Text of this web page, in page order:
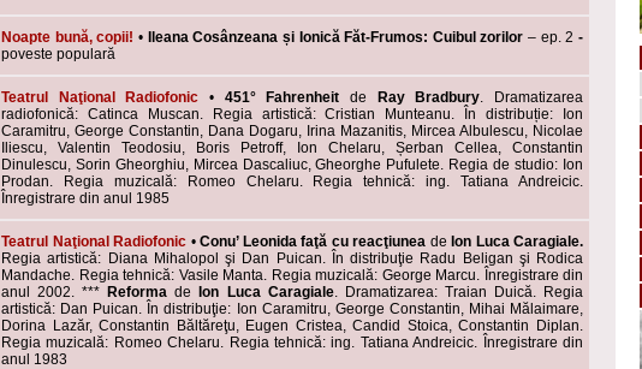
Noapte bună, copii! • Ileana Cosânzeana și Ionică Făt-Frumos: Cuibul zorilor– ep. 2 -
poveste populară
Teatrul Naţional Radiofonic • 451° Fahrenheitde Ray Bradbury.
Dramatizarea
radiofonică: Catinca Muscan. Regia artistică: Cristian Munteanu. În distribuție: Ion
Caramitru, George Constantin, Dana Dogaru, Irina Mazanitis, Mircea Albulescu, Nicolae
Iliescu, Valentin Teodosiu, Boris Petroff, Ion Chelaru, Șerban Cellea, Constantin
Dinulescu, Sorin Gheorghiu, Mircea Dascaliuc, Gheorghe Pufulete. Regia de studio: Ion
Prodan. Regia muzicală: Romeo Chelaru. Regia tehnică: ing. Tatiana Andreicic.
Înregistrare din anul 1985
Teatrul Naţional Radiofonic • Conu’ Leonida faţă cu reacţiunea de Ion Luca Caragiale.
Regia artistică: Diana Mihalopol şi Dan Puican. În distribuţie Radu Beligan şi Rodica
Mandache. Regia tehnică: Vasile Manta. Regia muzicală: George Marcu. Înregistrare din
anul 2002. *** Reformade Ion Luca Caragiale. Dramatizarea: Traian Duică. Regia
artistică: Dan Puican. În distribuţie: Ion Caramitru, George Constantin, Mihai Mălaimare,
Dorina Lazăr, Constantin Băltăreţu, Eugen Cristea, Candid Stoica, Constantin Diplan.
Regia muzicală: Romeo Chelaru. Regia tehnică: ing. Tatiana Andreicic. Înregistrare din
anul 1983